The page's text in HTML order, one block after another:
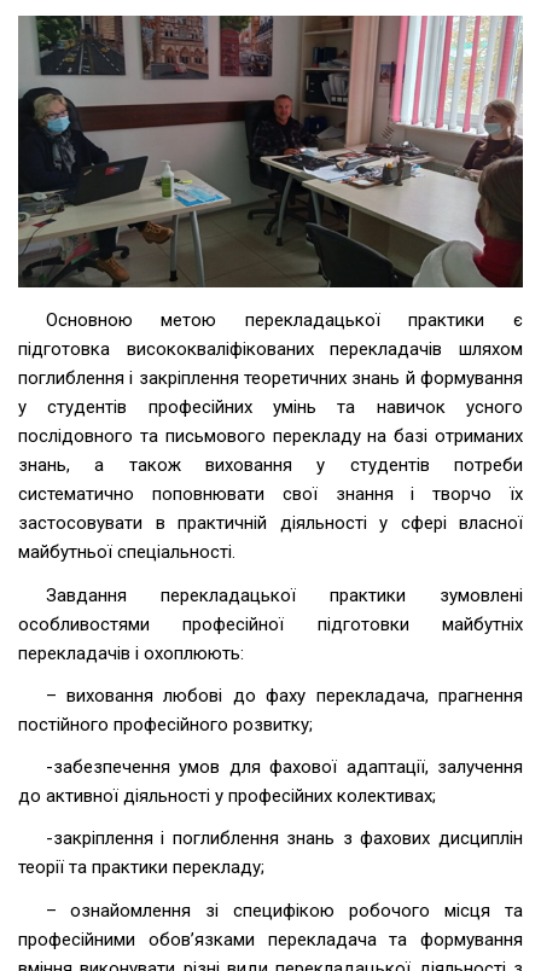
Основною метою перекладацької практики є
підготовка висококваліфікованих перекладачів шляхом
поглиблення і закріплення теоретичних знань й формування
у студентів професійних умінь та навичок усного
послідовного та письмового перекладу на базі отриманих
знань, а також виховання у студентів потреби
систематично поповнювати свої знання і творчо їх
застосовувати в практичній діяльності у сфері власної
майбутньої спеціальності.
Завдання перекладацької практики зумовлені
особливостями професійної підготовки майбутніх
перекладачів і охоплюють:
– виховання любові до фаху перекладача, прагнення
постійного професійного розвитку;
-забезпечення умов для фахової адаптації, залучення
до активної діяльності у професійних колективах;
-закріплення і поглиблення знань з фахових дисциплін
теорії та практики перекладу;
– ознайомлення зі специфікою робочого місця та
професійними обов’язками перекладача та формування